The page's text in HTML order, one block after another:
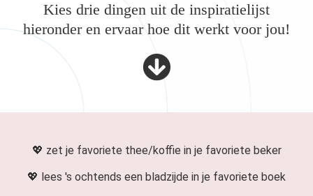
Kies drie dingen uit de inspiratielijst
hieronder en ervaar hoe dit werkt voor jou!
💖 zet je favoriete thee/koffie in je favoriete beker
💖 lees 's ochtends een bladzijde in je favoriete boek